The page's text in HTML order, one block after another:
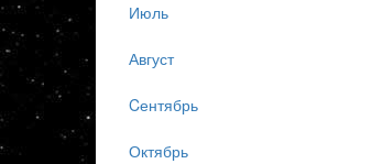
Июль
Август
Cентябрь
Октябрь